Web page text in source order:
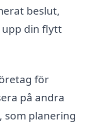
beslut,
upp din flytt
för
på andra
som planering